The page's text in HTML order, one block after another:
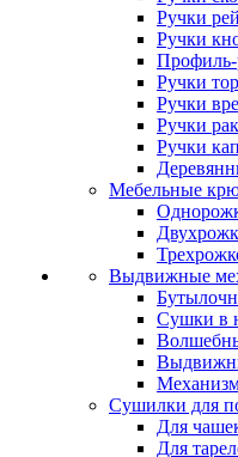
Ручки
Ручки
Профиль-
Ручки
Ручки
Ручки
Ручки
Мебельные
Выдвижные
Сушки в
Сушилки для
Для
Для